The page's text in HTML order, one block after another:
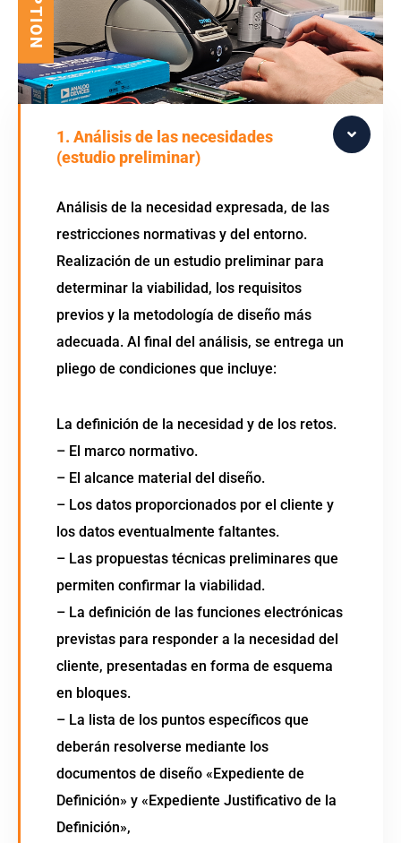
1. Análisis de las necesidades
(estudio preliminar)
Análisis de la necesidad expresada, de las
restricciones normativas y del entorno.
Realización de un estudio preliminar para
determinar la viabilidad, los requisitos
previos y la metodología de diseño más
adecuada. Al final del análisis, se entrega un
pliego de condiciones que incluye:
La definición de la necesidad y de los retos.
– El marco normativo.
– El alcance material del diseño.
– Los datos proporcionados por el cliente y
los datos eventualmente faltantes.
– Las propuestas técnicas preliminares que
permiten confirmar la viabilidad.
– La definición de las funciones electrónicas
previstas para responder a la necesidad del
cliente, presentadas en forma de esquema
en bloques.
– La lista de los puntos específicos que
deberán resolverse mediante los
documentos de diseño «Expediente de
Definición» y «Expediente Justificativo de la
Definición»,